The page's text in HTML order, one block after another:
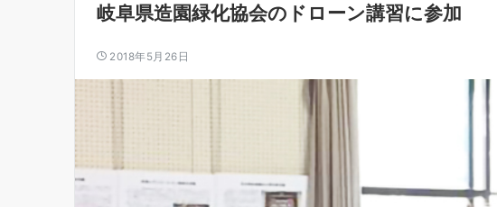
岐阜県造園緑化協会のドローン講習に参加
2018年5月26日